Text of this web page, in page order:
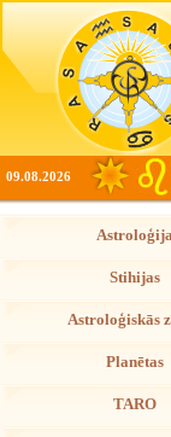
09.08.2026
Astroloģija
Stihijas
Astroloģiskās
Planētas
TARO